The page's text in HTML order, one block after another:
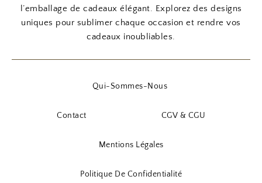
l’emballage de cadeaux élégant. Explorez des designs
uniques pour sublimer chaque occasion et rendre vos
cadeaux inoubliables.
Qui-Sommes-Nous
Contact CGV & CGU
Mentions Légales
Politique De Confidentialité